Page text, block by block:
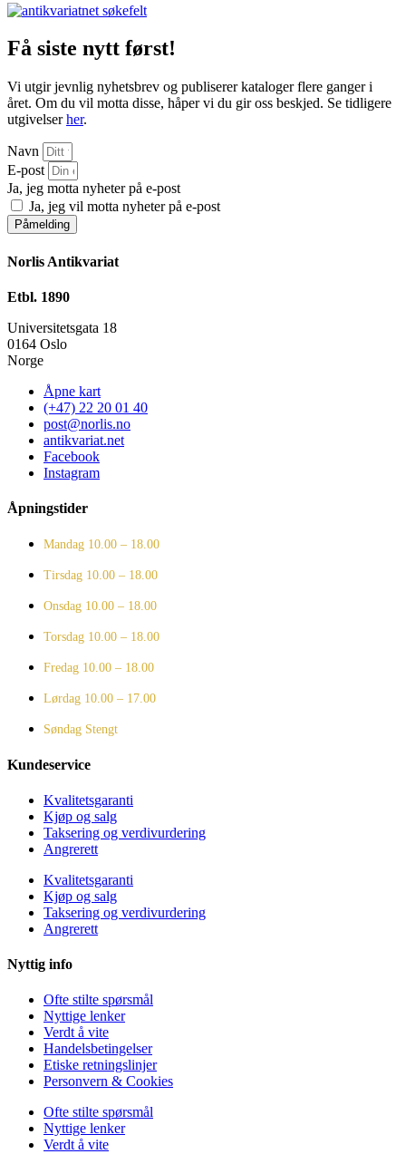
Få siste nytt først!
Vi utgir jevnlig nyhetsbrev og publiserer kataloger flere ganger i
året. Om du vil motta disse, håper vi du gir oss beskjed. Se tidligere
utgivelserher.
Navn
E-post
Ja, jeg motta nyheter på e-post
Ja, jeg vil motta nyheter på e-post
Påmelding
Norlis Antikvariat
Etbl. 1890
Universitetsgata 18
0164 Oslo
Norge
Åpne kart
(+47) 22 20 01 40
post@norlis.no
antikvariat.net
Facebook
Instagram
Åpningstider
Mandag 10.00 – 18.00
Tirsdag 10.00 – 18.00
Onsdag 10.00 – 18.00
Torsdag 10.00 – 18.00
Fredag 10.00 – 18.00
Lørdag 10.00 – 17.00
Søndag Stengt
Kundeservice
Kvalitetsgaranti
Kjøp og salg
Taksering og verdivurdering
Angrerett
Kvalitetsgaranti
Kjøp og salg
Taksering og verdivurdering
Angrerett
Nyttig info
Ofte stilte spørsmål
Nyttige lenker
Verdt å vite
Handelsbetingelser
Etiske retningslinjer
Personvern & Cookies
Ofte stilte spørsmål
Nyttige lenker
Verdt å vite